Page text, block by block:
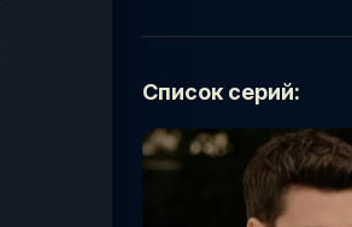
Список серий: